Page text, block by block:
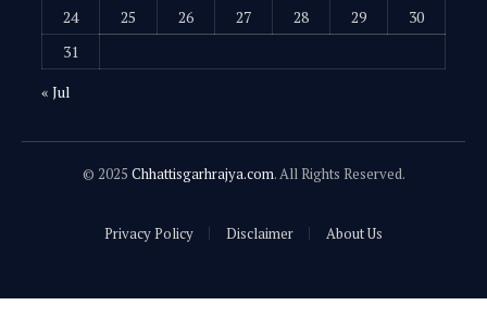
24
25 26 27 28 29
30
31
« Jul
© 2025 Chhattisgarhrajya.com. All Rights Reserved.
Privacy Policy Disclaimer About Us